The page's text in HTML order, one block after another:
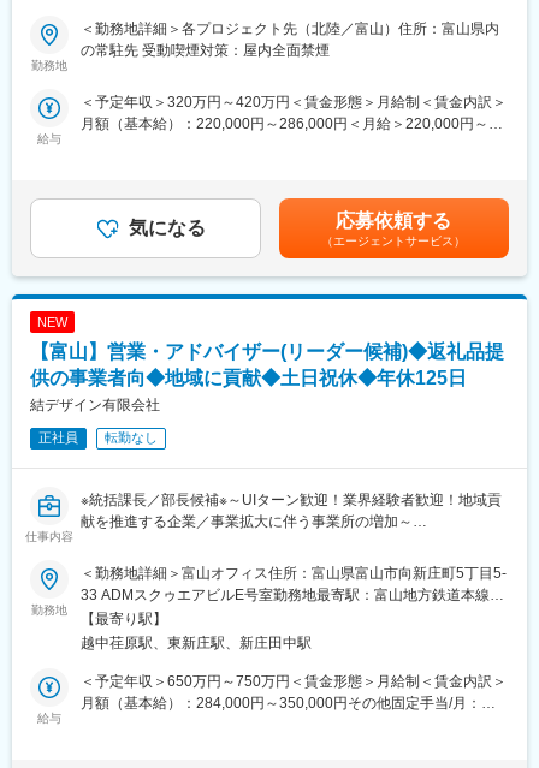
■業務内容：
ます。
施工管理の仕事は、現場での作業を管理・指示・進行することで
・建設途中の工事現場の写真撮影
・現場の安全の管理・指導
・役所やその他関係各所に出す書類の作成
（道路の使用許可・近隣住民への説明など）
・工事のスケジュール調整・工程の管理
※お仕事の約50％は事務所での事務作業です。
※資材の発注やスタッフ調整・日程調整などをお任せします。
■身に付く３つのスキル
以下の3つのスキルを中心に、どこでも通用するスキルを身に付け
られます！
各プロジェクトでは多くの関係者と協力し、全体を指揮監督いた
だきます。そのため入社後すぐにマネジメントスキルを身に付け
様々な問題に対して、迅速かつ的確な判断を下し、解決策を見出
す能力が鍛えられます。
（2）技術的知識:
建築や土木工事の基本的な技術知識、または特定の分野に特化し
■充実のフォロー体制
勤務地
＜勤務地詳細＞各プロジェクト先（北陸／富山）住所：富山県内
の常駐先 受動喫煙対策：屋内全面禁煙
給与
＜予定年収＞320万円～420万円＜賃金形態＞月給制＜賃金内訳＞
月額（基本給）：220,000円～286,000円＜月給＞220,000円～
歳1年目／前職フリーター）月給31万円（28歳3年目／前職営業
職）月給35万円（31歳4年目／前職アパレル販売員）賃金はあく
までも目安の金額であり、選考を通じて上下する可能性がありま
す。月給(月額)は固定手当を含めた表記です。
気になる 応募依頼する
（エージェントサービス）
NEW
【富山】営業・アドバイザー(リーダー候補)◆返礼品提
供の事業者向◆地域に貢献◆土日祝休◆年休125日
結デザイン有限会社
正社員 転勤なし
仕事内容
※統括課長／部長候補※～UIターン歓迎！業界経験者歓迎！地域貢
献を推進する企業／事業拡大に伴う事業所の増加～
■採用の背景：
当社は全国の自治体様のふるさと納税業務を総合的にサポートし
ており、事業は年々成長を遂げています。組織体制の強化とさら
なる事業拡大を目指し、この度、リーダーシップを発揮し組織を
牽引していただける経験豊富なリーダーを増員することにいたし
ました。地域貢献をミッションとする当社で、その意義を実感し
ながらチームを導いていただける方をお待ちしています。
勤務地
＜勤務地詳細＞富山オフィス住所：富山県富山市向新庄町5丁目5‐
33 ADMスクゥエアビルE号室勤務地最寄駅：富山地方鉄道本線／
越中荏原駅駅受動喫煙対策：屋内全面禁煙変更の範囲：無
【最寄り駅】
越中荏原駅、東新庄駅、新庄田中駅
給与
＜予定年収＞650万円～750万円＜賃金形態＞月給制＜賃金内訳＞
月額（基本給）：284,000円～350,000円その他固定手当/月：